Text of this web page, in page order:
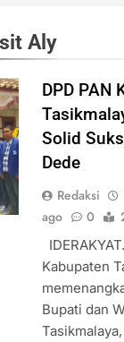
Aly
DPD PAN
Solid
Dede
Redaksi
ago
0
Kabupaten
Bupati dan